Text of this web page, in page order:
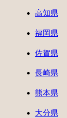
高知県
福岡県
佐賀県
長崎県
熊本県
大分県